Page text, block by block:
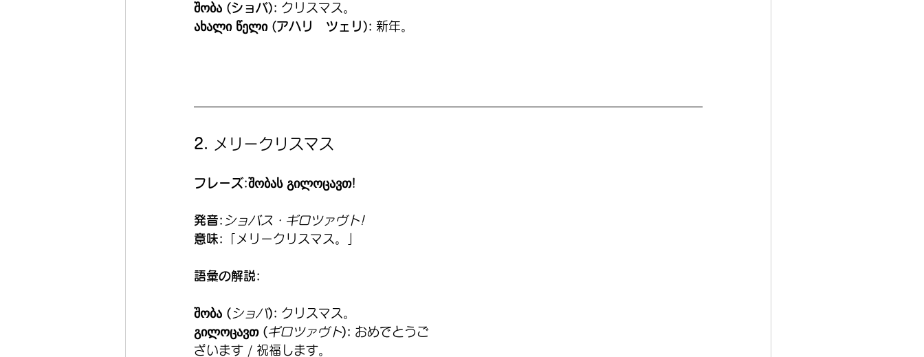
შობა (ショバ): クリスマス。
ახალი წელი (アハリ　ツェリ): 新年。
2. メリークリスマス
フレーズ:შობას გილოცავთ!
発音: ショバス・ギロツァヴト!
意味:
「メリークリスマス。」
語彙の解説:
შობა ( ショバ): クリスマス。
გილოცავთ (ギロツァヴト): おめでとうご
ざいます / 祝福します。